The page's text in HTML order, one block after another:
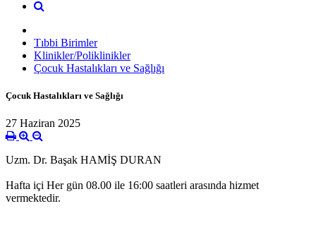
Tıbbi Birimler
Klinikler/Poliklinikler
Çocuk Hastalıkları ve Sağlığı
Çocuk Hastalıkları ve Sağlığı
27 Haziran 2025
Uzm. Dr. Başak HAMİŞ DURAN
Hafta içi Her gün 08.00 ile 16:00 saatleri arasında hizmet
vermektedir.